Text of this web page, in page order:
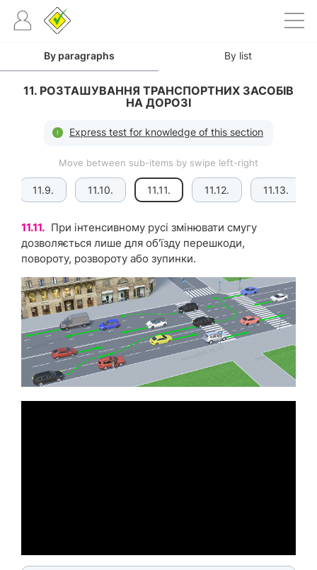
By paragraphs By list
11. РОЗТАШУВАННЯ ТРАНСПОРТНИХ ЗАСОБІВ
НА ДОРОЗІ
Express test for knowledge of this section
Move between sub-items by swipe left-right
11.9. 11.10. 11.11. 11.12. 11.13.
11.11. При інтенсивному русі змінювати смугу
дозволяється лише для об'їзду перешкоди,
повороту, розвороту або зупинки.